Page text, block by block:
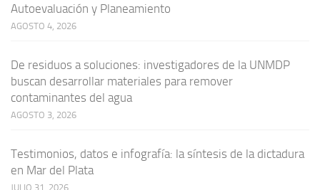
Autoevaluación y Planeamiento
AGOSTO 4, 2026
De residuos a soluciones: investigadores de la UNMDP
buscan desarrollar materiales para remover
contaminantes del agua
AGOSTO 3, 2026
Testimonios, datos e infografía: la síntesis de la dictadura
en Mar del Plata
JULIO 31, 2026